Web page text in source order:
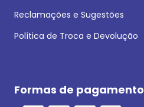
Reclamações e Sugestões
Política de Troca e Devolução
Formas de pagamento